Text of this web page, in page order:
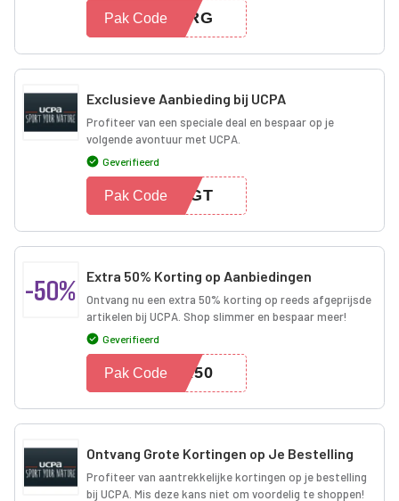
NTRG
Pak Code
Exclusieve Aanbieding bij UCPA
Profiteer van een speciale deal en bespaar op je
volgende avontuur met UCPA.
Geverifieerd
TEGT
Pak Code
-50% Extra 50% Korting op Aanbiedingen
Ontvang nu een extra 50% korting op reeds afgeprijsde
artikelen bij UCPA. Shop slimmer en bespaar meer!
Geverifieerd
ER50
Pak Code
Ontvang Grote Kortingen op Je Bestelling
Profiteer van aantrekkelijke kortingen op je bestelling
bij UCPA. Mis deze kans niet om voordelig te shoppen!